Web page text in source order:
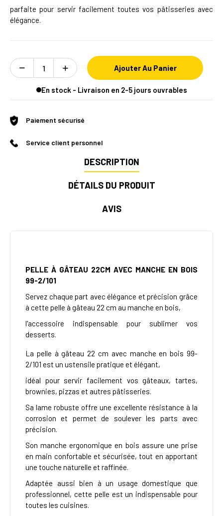
parfaite pour servir facilement toutes vos pâtisseries avec
élégance.
Ajouter Au Panier
En stock - Livraison en 2-5 jours ouvrables
Paiement sécurisé
Service client personnel
DESCRIPTION
DÉTAILS DU PRODUIT
AVIS
PELLE À GÂTEAU 22CM AVEC MANCHE EN BOIS
99-2/101
Servez chaque part avec élégance et précision grâce
à cette pelle à gâteau 22 cm au manche en bois,
l'accessoire indispensable pour sublimer vos
desserts.
La pelle à gâteau 22 cm avec manche en bois 99-
2/101 est un ustensile pratique et élégant,
idéal pour servir facilement vos gâteaux, tartes,
brownies, pizzas et autres pâtisseries.
Sa lame robuste offre une excellente résistance à la
corrosion et permet de soulever les parts avec
précision.
Son manche ergonomique en bois assure une prise
en main confortable et sécurisée, tout en apportant
une touche naturelle et raffinée.
Adaptée aussi bien à un usage domestique que
professionnel, cette pelle est un indispensable pour
toutes les cuisines.